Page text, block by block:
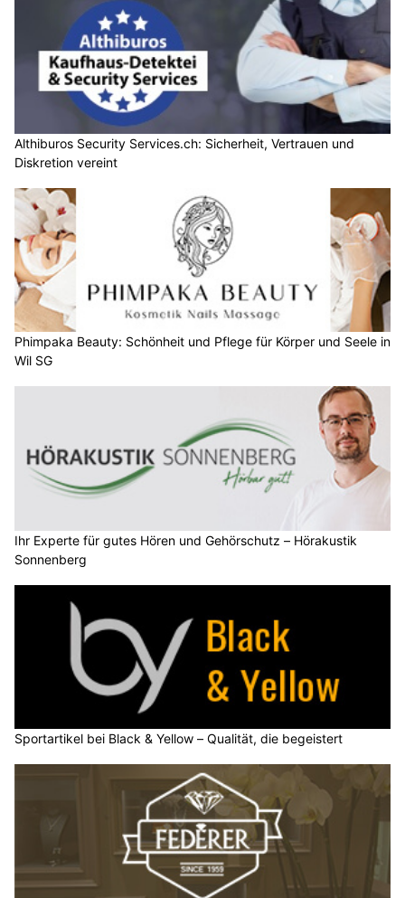
Althiburos Security Services.ch: Sicherheit, Vertrauen und
Diskretion vereint
Phimpaka Beauty: Schönheit und Pflege für Körper und Seele in
Wil SG
Ihr Experte für gutes Hören und Gehörschutz – Hörakustik
Sonnenberg
Sportartikel bei Black & Yellow – Qualität, die begeistert